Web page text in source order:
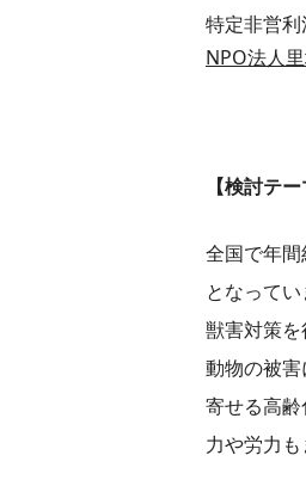
特定非営
NPO法人
【検討テ
全国で年
となって
獣害対策
動物の被
寄せる高
力や労力